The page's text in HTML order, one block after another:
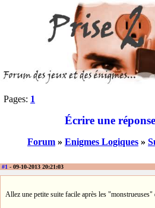
Pages: 1
Écrire une réponse
Forum » Enigmes Logiques »
#1 - 09-10-2013 20:21:03
Allez une petite suite facile après les